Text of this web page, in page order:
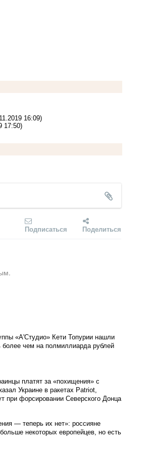
16:09)
17:50)
Подписаться Поделиться
«А'Студио» Кети Топурии нашли
более чем на полмиллиарда рублей
платят за «похищения» с
Украине в ракетах Patriot,
при форсировании Северского Донца
— теперь их нет»: россияне
некоторых европейцев, но есть